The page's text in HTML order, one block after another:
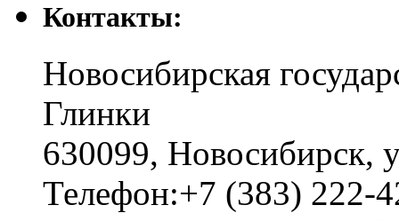
Контакты:
Новосибирская
Глинки
630099, Новосибирск,
Телефон:+7 (383) 222-